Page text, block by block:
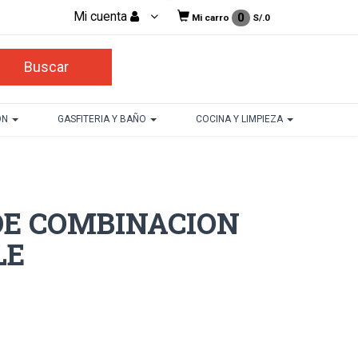
Mi cuenta Mi carro 0 S/.0
GASFITERIA Y BAÑO COCINA Y LIMPIEZA
COMBINACION